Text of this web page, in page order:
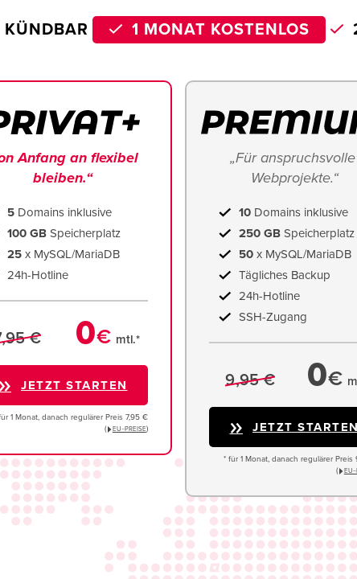
KÜNDBAR 1 MONAT KOSTENLOS
Anfang an flexibel
bleiben.“
5 Domains inklusive
100 GB Speicherplatz
25 x MySQL/MariaDB
24h-Hotline
€ 0€ mtl.*
JETZT STARTEN
1 Monat, danach regulärer Preis 7,95 €
(
EU−PREISE)
„Für anspruchsvolle
Webprojekte.“
10 Domains inklusive
250 GB Speicherplatz
50 x MySQL/MariaDB
Tägliches Backup
24h-Hotline
SSH-Zugang
9,95 € 0€
JETZT STARTEN
* für 1 Monat, danach regulärer Preis
(